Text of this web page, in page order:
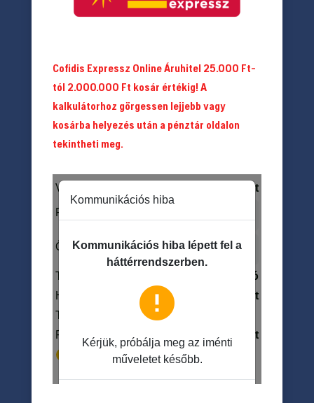
Cofidis Expressz Online Áruhitel 25.000 Ft-
tól 2.000.000 Ft kosár értékig! A
kalkulátorhoz görgessen lejjebb vagy
kosárba helyezés után a pénztár oldalon
tekintheti meg.